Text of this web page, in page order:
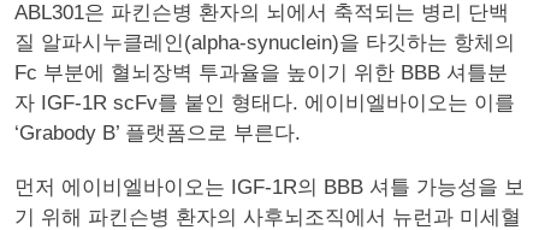
ABL301은 파킨슨병 환자의 뇌에서 축적되는 병리 단백
질 알파시누클레인(alpha-synuclein)을 타깃하는 항체의
Fc 부분에 혈뇌장벽 투과율을 높이기 위한 BBB 셔틀분
자 IGF-1R scFv를 붙인 형태다. 에이비엘바이오는 이를
‘Grabody B’ 플랫폼으로 부른다.
먼저 에이비엘바이오는 IGF-1R의 BBB 셔틀 가능성을 보
기 위해 파킨슨병 환자의 사후뇌조직에서 뉴런과 미세혈